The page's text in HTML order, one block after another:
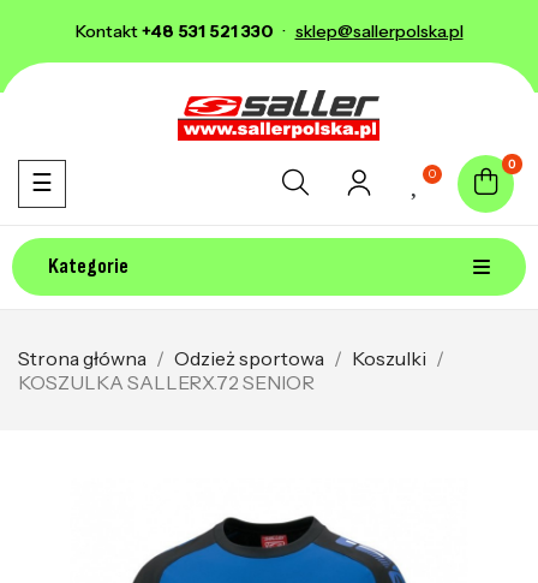
Kontakt+48 531 521 330 · sklep@sallerpolska.pl
0
0
Kategorie
Toggle navigation
☰
Strona główna Odzież sportowa
Koszulki
KOSZULKA SALLERX.72 SENIOR